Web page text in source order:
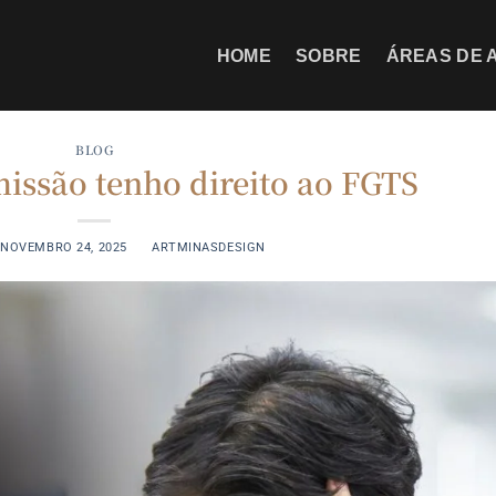
HOME SOBRE ÁREAS DE
BLOG
tenho direito ao FGTS
NOVEMBRO 24, 2025 BYARTMINASDESIGN